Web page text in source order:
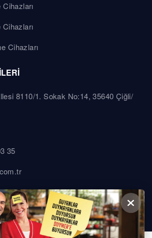
Cihazları
8110/1. Sokak No:14, 35640 Çiğli/
35